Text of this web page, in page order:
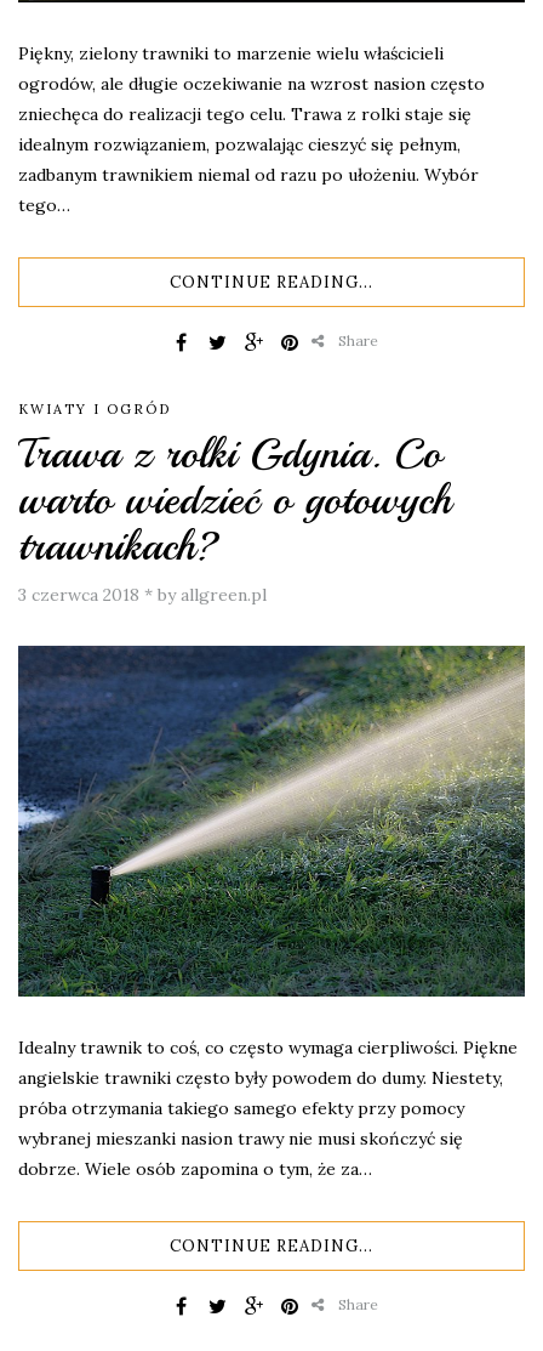
Piękny, zielony trawniki to marzenie wielu właścicieli
ogrodów, ale długie oczekiwanie na wzrost nasion często
zniechęca do realizacji tego celu. Trawa z rolki staje się
idealnym rozwiązaniem, pozwalając cieszyć się pełnym,
zadbanym trawnikiem niemal od razu po ułożeniu. Wybór
tego…
CONTINUE READING...
Share
KWIATY I OGRÓD
Trawa z rolki Gdynia. Co
warto wiedzieć o gotowych
trawnikach?
3 czerwca 2018 * by allgreen.pl
Idealny trawnik to coś, co często wymaga cierpliwości. Piękne
angielskie trawniki często były powodem do dumy. Niestety,
próba otrzymania takiego samego efekty przy pomocy
wybranej mieszanki nasion trawy nie musi skończyć się
dobrze. Wiele osób zapomina o tym, że za…
CONTINUE READING...
Share